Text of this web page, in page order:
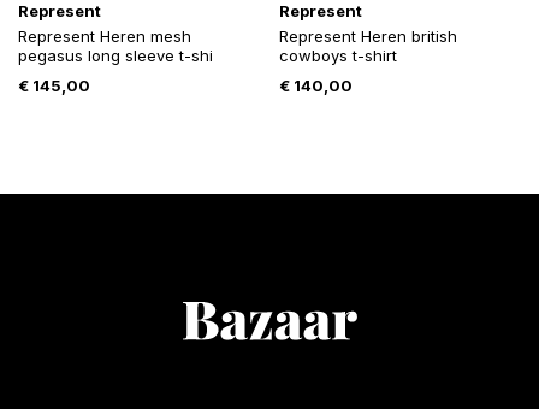
Represent
Represent Heren mesh
pegasus long sleeve t-shi
€ 145,00
Represent
Represent Heren british
cowboys t-shirt
€140,00